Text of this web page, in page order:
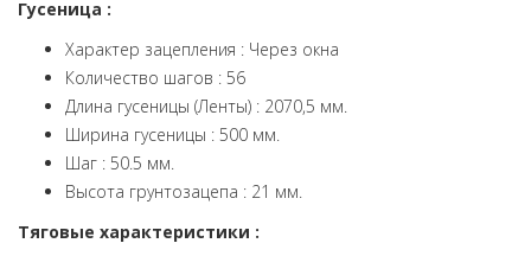
Гусеница :
Характер зацепления : Через окна
Количество шагов : 56
Длина гусеницы (Ленты) : 2070,5 мм.
Ширина гусеницы : 500 мм.
Шаг : 50.5 мм.
Высота грунтозацепа : 21 мм.
Тяговые характеристики :